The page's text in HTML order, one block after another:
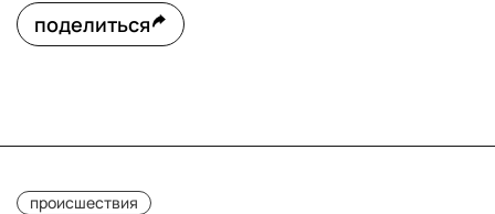
поделиться
происшествия